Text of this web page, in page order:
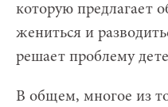
которую предлагает
жениться и
решает проблему
В общем, многое из